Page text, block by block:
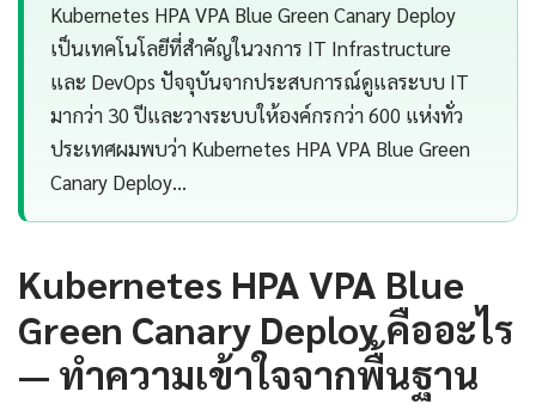
Kubernetes HPA VPA Blue Green Canary Deploy
เป็นเทคโนโลยีที่สำคัญในวงการ IT Infrastructure
และ DevOps ปัจจุบันจากประสบการณ์ดูแลระบบ IT
มากว่า 30 ปีและวางระบบให้องค์กรกว่า 600 แห่งทั่ว
ประเทศผมพบว่า Kubernetes HPA VPA Blue Green
Canary Deploy…
Kubernetes HPA VPA Blue
Green Canary Deploy คืออะไร
— ทำความเข้าใจจากพื้นฐาน